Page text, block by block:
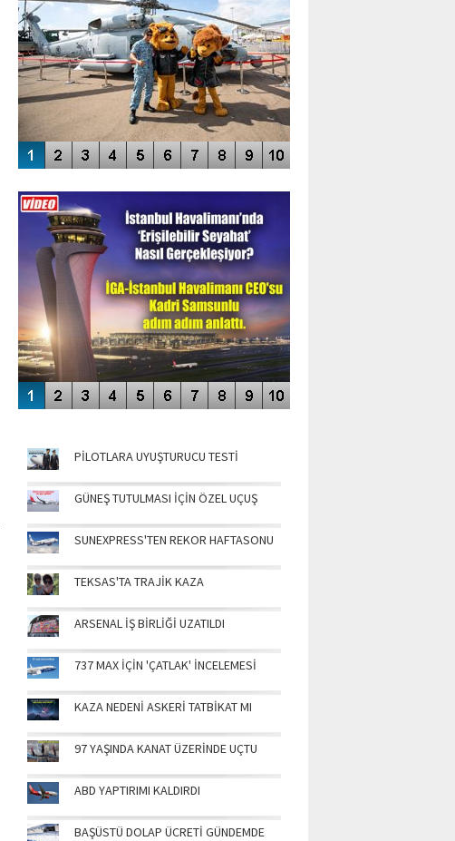
ENGELLERİN AŞILDIĞI HAVALİMANI
PİLOTLARA UYUŞTURUCU TESTİ
GÜNEŞ TUTULMASI İÇİN ÖZEL UÇUŞ
SUNEXPRESS'TEN REKOR HAFTASONU
TEKSAS'TA TRAJİK KAZA
ARSENAL İŞ BİRLİĞİ UZATILDI
737 MAX İÇİN 'ÇATLAK' İNCELEMESİ
KAZA NEDENİ ASKERİ TATBİKAT MI
97 YAŞINDA KANAT ÜZERİNDE UÇTU
ABD YAPTIRIMI KALDIRDI
BAŞÜSTÜ DOLAP ÜCRETİ GÜNDEMDE